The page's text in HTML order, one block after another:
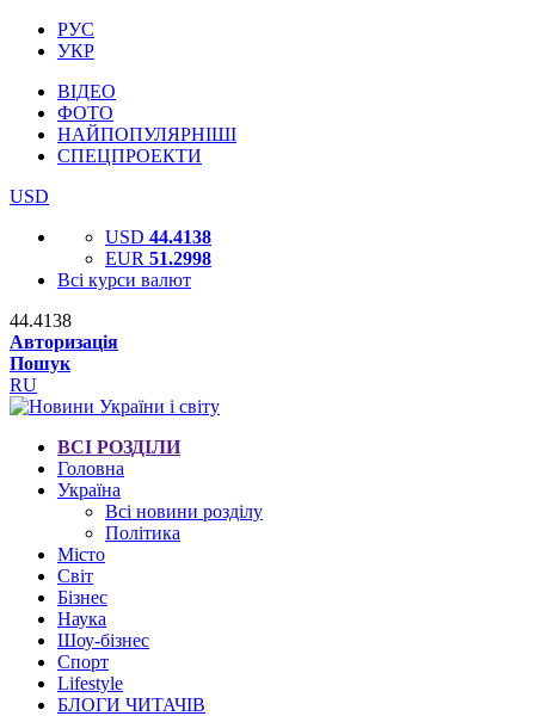
РУС
УКР
ВІДЕО
ФОТО
НАЙПОПУЛЯРНІШІ
СПЕЦПРОЕКТИ
USD
USD 44.4138
EUR 51.2998
Всі курси валют
44.4138
Авторизація
Пошук
RU
ВСІ РОЗДІЛИ
Головна
Україна
Всі новини розділу
Політика
Місто
Світ
Бізнес
Наука
Шоу-бізнес
Спорт
Lifestyle
БЛОГИ ЧИТАЧІВ